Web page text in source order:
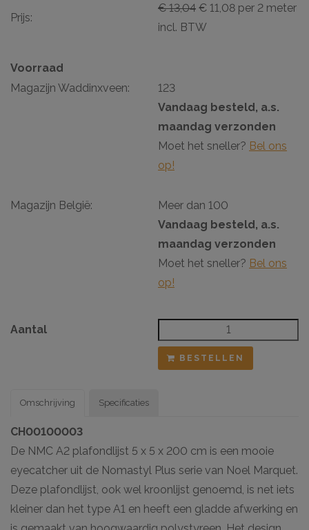
Prijs:
€ 13,04 € 11,08 per 2 meter
incl. BTW
Voorraad
Magazijn Waddinxveen:
123
Vandaag besteld, a.s.
maandag verzonden
Moet het sneller? Bel ons
op!
Magazijn België:
Meer dan 100
Vandaag besteld, a.s.
maandag verzonden
Moet het sneller? Bel ons
op!
Aantal
BESTELLEN
Omschrijving
CH00100003
De NMC A2 plafondlijst 5 x 5 x 200 cm is een mooie
eyecatcher uit de Nomastyl Plus serie van Noel Marquet.
Deze plafondlijst, ook wel kroonlijst genoemd, is net iets
kleiner dan het type A1 en heeft een gladde afwerking en
Specificaties